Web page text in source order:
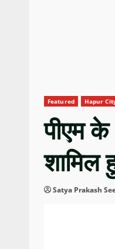
Featured Hapur
पीएम के
शामिल
Satya Prakash